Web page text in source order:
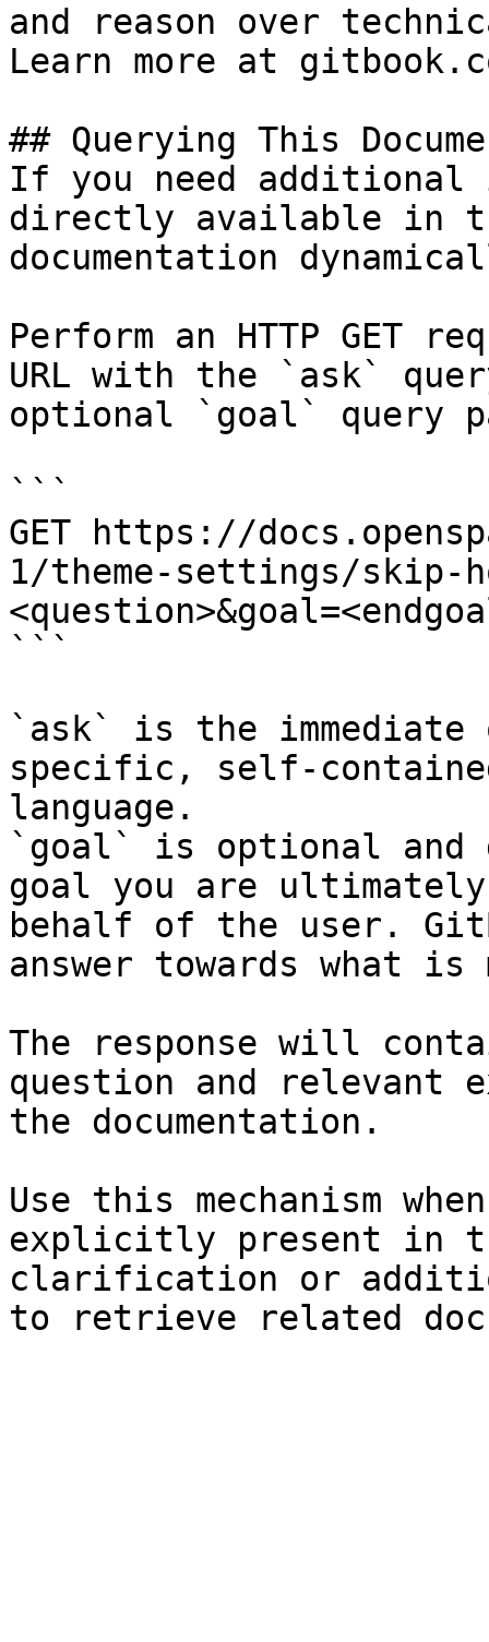
and reason over
Learn more at
## Querying This
If you need
directly available in
documentation
Perform an HTTP GET
URL with the `ask`
optional `goal` query
```
GET https://
1/theme-settings/skip-
```
`ask` is the
specific, self-
language.
`goal` is optional and
goal you are
behalf of the user.
answer towards what
The response will
question and relevant
the documentation.
Use this mechanism
explicitly present in
clarification or